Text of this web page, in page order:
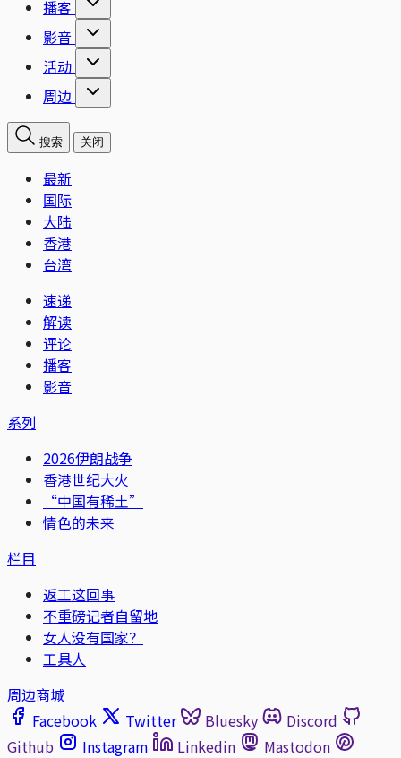
播客
影音
活动
周边
搜索 关闭
最新
国际
大陆
香港
台湾
速递
解读
评论
播客
影音
系列
2026伊朗战争
香港世纪大火
“中国有稀土”
情色的未来
栏目
返工这回事
不重磅记者自留地
女人没有国家？
工具人
周边商城
Facebook
Twitter Bluesky
Discord
Github
Instagram Linkedin
Mastodon